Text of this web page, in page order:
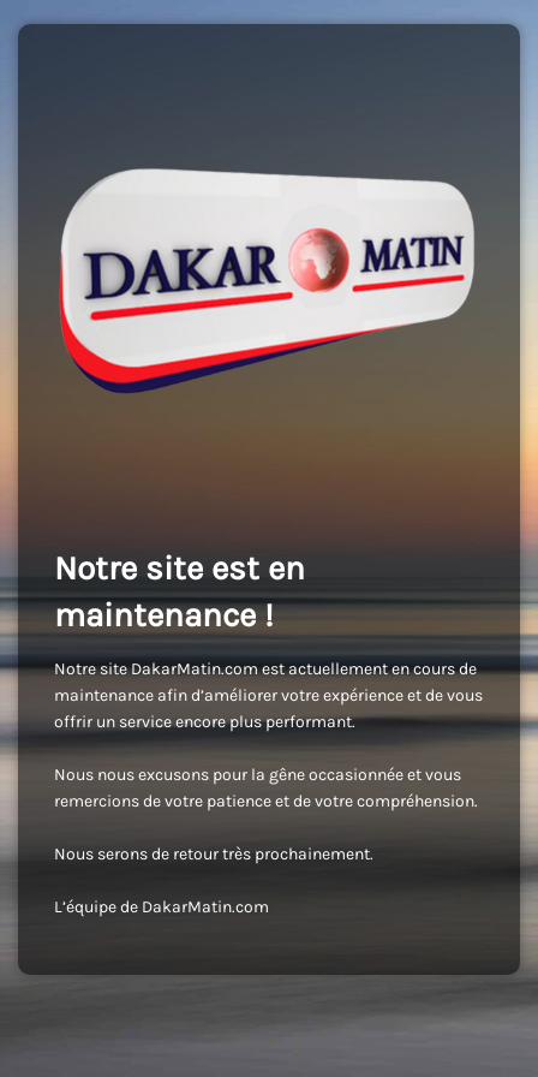
Notre site est en
maintenance !
Notre site DakarMatin.com est actuellement en cours de
maintenance afin d’améliorer votre expérience et de vous
offrir un service encore plus performant.
Nous nous excusons pour la gêne occasionnée et vous
remercions de votre patience et de votre compréhension.
Nous serons de retour très prochainement.
L’équipe de DakarMatin.com